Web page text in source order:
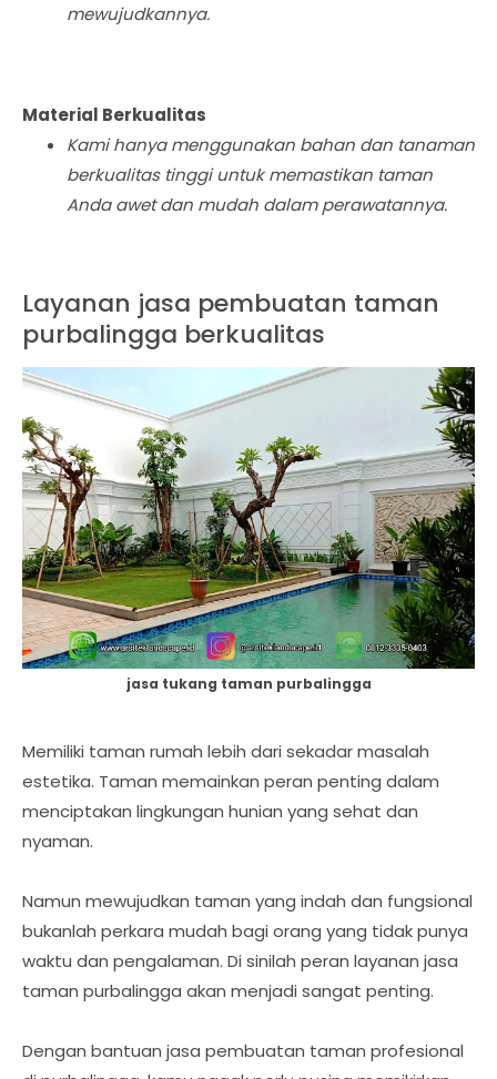
mewujudkannya.
Material Berkualitas
Kami hanya menggunakan bahan dan tanaman
berkualitas tinggi untuk memastikan taman
Anda awet dan mudah dalam perawatannya.
Layanan jasa pembuatan taman
purbalingga berkualitas
jasa tukang taman purbalingga
Memiliki taman rumah lebih dari sekadar masalah
estetika. Taman memainkan peran penting dalam
menciptakan lingkungan hunian yang sehat dan
nyaman.
Namun mewujudkan taman yang indah dan fungsional
bukanlah perkara mudah bagi orang yang tidak punya
waktu dan pengalaman. Di sinilah peran layanan jasa
taman purbalingga akan menjadi sangat penting.
Dengan bantuan jasa pembuatan taman profesional